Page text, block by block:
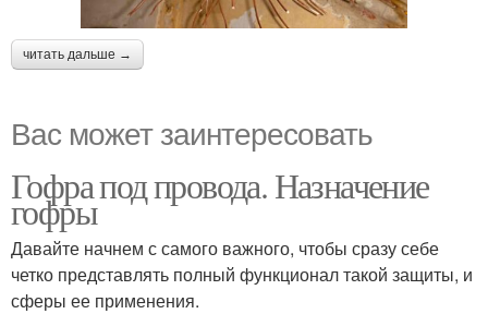
читать дальше →
Вас может заинтересовать
Гофра под провода. Назначение
гофры
Давайте начнем с самого важного, чтобы сразу себе
четко представлять полный функционал такой защиты, и
сферы ее применения.